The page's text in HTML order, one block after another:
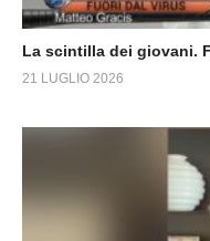
La scintilla dei giovani.
21 LUGLIO 2026